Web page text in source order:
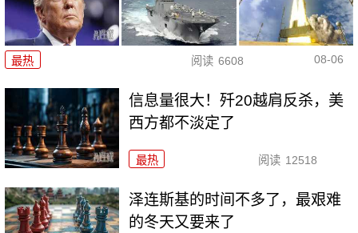
最热 阅读 6608 08-06
信息量很大！歼20越肩反杀，美
西方都不淡定了
最热 阅读 12518
泽连斯基的时间不多了，最艰难
的冬天又要来了